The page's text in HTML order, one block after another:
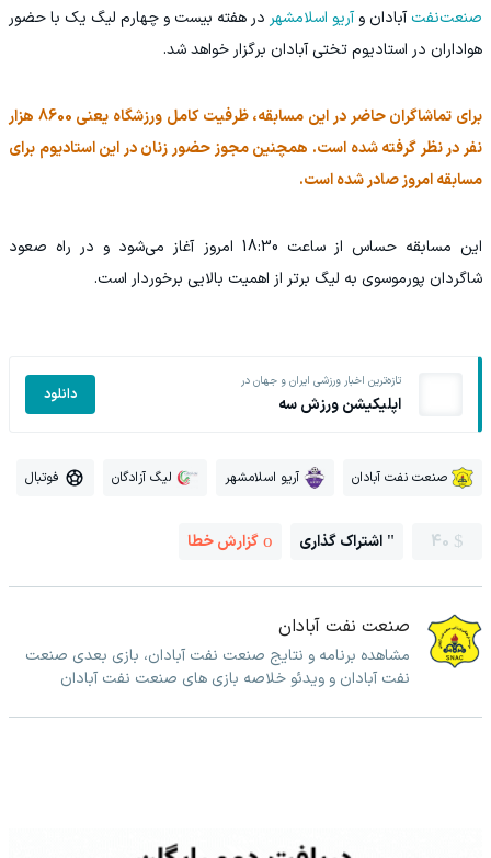
صنعت‌نفتآبادان وآریو اسلامشهر در هفته بیست و چهارم لیگ ‌یک با حضور
هواداران در استادیوم تختی آبادان برگزار خواهد شد.
برای تماشاگران حاضر در این مسابقه، ظرفیت کامل ورزشگاه یعنی 8600 هزار
نفر در نظر گرفته شده است. همچنین مجوز حضور زنان در این استادیوم برای
مسابقه امروز صادر شده است.
این مسابقه حساس از ساعت 18:30 امروز آغاز می‌شود و در راه صعود
شاگردان پورموسوی به لیگ‌ برتر از اهمیت بالایی برخوردار است.
تازه‌ترین اخبار ورزشی ایران و جهان در
اپلیکیشن ورزش سه دانلود
صنعت نفت آبادان آریو اسلامشهر لیگ آزادگان فوتبال
40 اشتراک گذاری گزارش خطا
صنعت نفت آبادان
مشاهده برنامه و نتایج صنعت نفت آبادان، بازی بعدی صنعت
نفت آبادان و ویدئو خلاصه بازی های صنعت نفت آبادان